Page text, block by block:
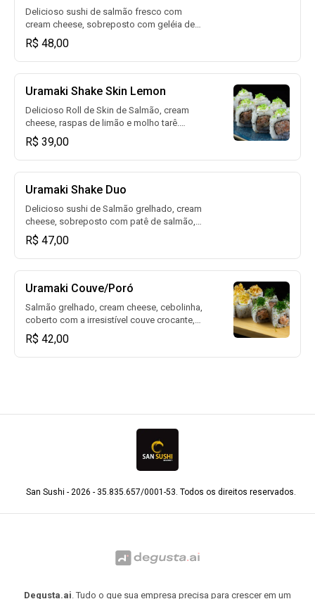
Delicioso sushi de salmão fresco com
cream cheese, sobreposto com geléia de
pimenta e raspas de limão siciliano. (08un)
R$ 48,00
Uramaki Shake Skin Lemon
Delicioso Roll de Skin de Salmão, cream
cheese, raspas de limão e molho tarê.
(08un)
R$ 39,00
Uramaki Shake Duo
Delicioso sushi de Salmão grelhado, cream
cheese, sobreposto com patê de salmão,
raspas de limão siciliano e tarê. (08un)
R$ 47,00
Uramaki Couve/Poró
Salmão grelhado, cream cheese, cebolinha,
coberto com a irresistível couve crocante,
alho poró e tarê. (08un)
R$ 42,00
San Sushi - 2026 - 35.835.657/0001-53. Todos os direitos reservados.
Degusta.ai. Tudo o que sua empresa precisa para crescer em um